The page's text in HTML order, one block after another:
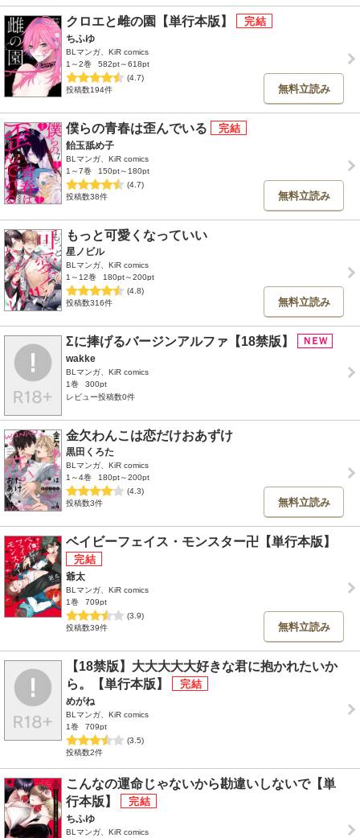
クロエと雌の園【単行本版】
ちふゆ
BLマンガ、KiR comics
1～2巻
582pt～618pt
(4.7)
投稿数194件
無料立読み
僕らの青春は歪んでいる
飴玉舐め子
BLマンガ、KiR comics
1～7巻
150pt～180pt
(4.7)
投稿数38件
無料立読み
もっと可愛くなっていい
星ノビル
BLマンガ、KiR comics
1～12巻
180pt～200pt
(4.8)
投稿数316件
無料立読み
Σに捧げるバージンアルファ【18禁版】
wakke
BLマンガ、KiR comics
1巻
300pt
レビュー投稿数0件
金欠わんこは恋だけおあずけ
黒田くろた
BLマンガ、KiR comics
1～4巻
180pt～200pt
(4.3)
投稿数3件
無料立読み
ベイビーフェイス・モンスター卍【単行本版】
爺太
BLマンガ、KiR comics
1巻
709pt
(3.9)
投稿数39件
無料立読み
【18禁版】大大大大大好きな君に抱かれたいか
ら。【単行本版】
めがね
BLマンガ、KiR comics
1巻
709pt
(3.5)
投稿数2件
こんなの運命じゃないから勘違いしないで【単
行本版】
ちふゆ
BLマンガ、KiR comics